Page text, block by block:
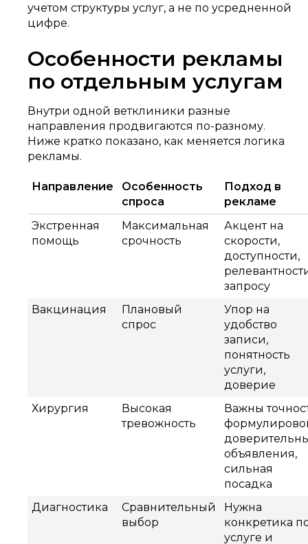
учетом структуры услуг, а не по усредненной
цифре.
Особенности рекламы
по отдельным услугам
Внутри одной ветклиники разные
направления продвигаются по-разному.
Ниже кратко показано, как меняется логика
рекламы.
Направление
Особенность
спроса
Подход в
рекламе
Экстренная
помощь
Максимальная
срочность
Акцент на
скорости,
доступности,
запросу
Вакцинация
Плановый
спрос
Упор на
удобство
записи,
понятность
услуги,
доверие
Хирургия
Высокая
тревожность
Важны
объявления,
сильная
посадка
Диагностика
Сравнительный
выбор
Нужна
конкретика
услуге и